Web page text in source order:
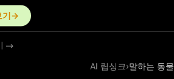
기→
AI 립싱크›말하는 동물